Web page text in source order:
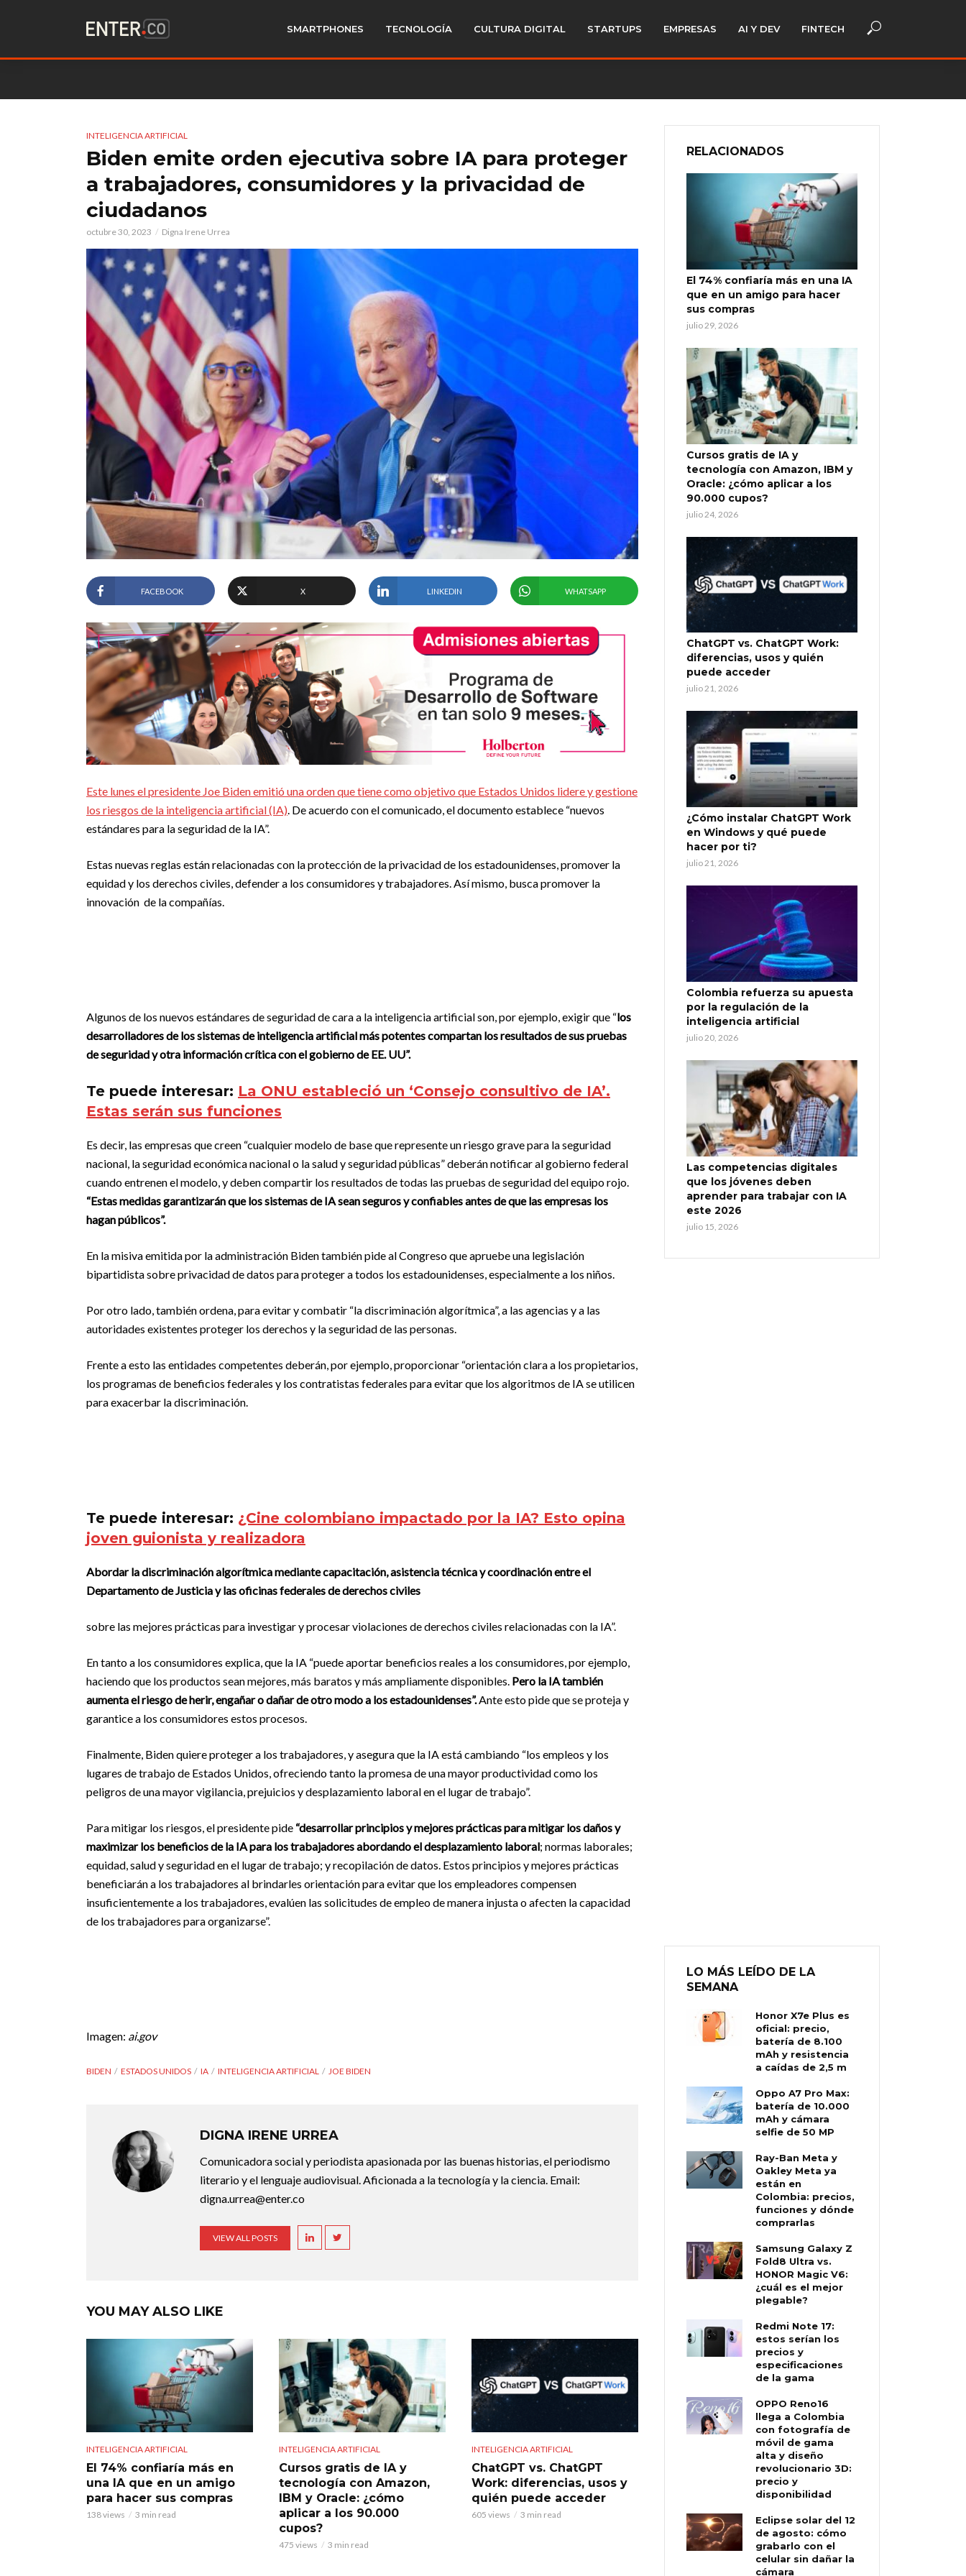
SMARTPHONES TECNOLOGÍA CULTURA DIGITAL STARTUPS EMPRESAS AI Y DEV FINTECH
INTELIGENCIA ARTIFICIAL
Biden emite orden ejecutiva sobre IA para proteger
a trabajadores, consumidores y la privacidad de
ciudadanos
octubre 30, 2023 Digna Irene Urrea
FACEBOOK X LINKEDIN WHATSAPP
Este lunes el presidente Joe Bidenemitió una orden que tiene como objetivo que Estados Unidos lidere y gestione
los riesgos de la inteligencia artificial (IA). De acuerdo con el comunicado, el documento establece “nuevos
estándares para la seguridad de la IA”.
Estas nuevas reglas están relacionadas con la protección de la privacidad de los estadounidenses, promover la
equidad y los derechos civiles, defender a los consumidores y trabajadores. Así mismo, busca promover la
innovación de la compañías.
Algunos de los nuevos estándares de seguridad de cara a la inteligencia artificial son, por ejemplo, exigir que “los
desarrolladores de los sistemas de inteligencia artificial más potentes compartan los resultados de sus pruebas
de seguridad y otra información crítica con el gobierno de EE. UU”.
Te puede interesar: La ONU estableció un ‘Consejo consultivo de IA’.
Estas serán sus funciones
Es decir, las empresas que creen “cualquier modelo de base que represente un riesgo grave para la seguridad
nacional, la seguridad económica nacional o la salud y seguridad públicas” deberán notificar al gobierno federal
cuando entrenen el modelo, y deben compartir los resultados de todas las pruebas de seguridad del equipo rojo.
“Estas medidas garantizarán que los sistemas de IA sean seguros y confiables antes de que las empresas los
hagan públicos”.
En la misiva emitida por la administración Biden también pide al Congreso que apruebe una legislación
bipartidista sobre privacidad de datos para proteger a todos los estadounidenses, especialmente a los niños.
Por otro lado, también ordena, para evitar y combatir “la discriminación algorítmica”, a las agencias y a las
autoridades existentes proteger los derechos y la seguridad de las personas.
Frente a esto las entidades competentes deberán, por ejemplo, proporcionar “orientación clara a los propietarios,
los programas de beneficios federales y los contratistas federales para evitar que los algoritmos de IA se utilicen
para exacerbar la discriminación.
Te puede interesar: ¿Cine colombiano impactado por la IA? Esto opina
joven guionista y realizadora
Abordar la discriminación algorítmica mediante capacitación, asistencia técnica y coordinación entre el
Departamento de Justicia y las oficinas federales de derechos civiles
sobre las mejores prácticas para investigar y procesar violaciones de derechos civiles relacionadas con la IA”.
En tanto a los consumidores explica, que la IA “puede aportar beneficios reales a los consumidores, por ejemplo,
haciendo que los productos sean mejores, más baratos y más ampliamente disponibles. Pero la IA también
aumenta el riesgo de herir, engañar o dañar de otro modo a los estadounidenses”.Ante esto pide que se proteja y
garantice a los consumidores estos procesos.
Finalmente, Biden quiere proteger a los trabajadores, y asegura que la IA está cambiando “los empleos y los
lugares de trabajo de Estados Unidos, ofreciendo tanto la promesa de una mayor productividad como los
peligros de una mayor vigilancia, prejuicios y desplazamiento laboral en el lugar de trabajo”.
Para mitigar los riesgos, el presidente pide “desarrollar principios y mejores prácticas para mitigar los daños y
maximizar los beneficios de la IA para los trabajadores abordando el desplazamiento laboral; normas laborales;
equidad, salud y seguridad en el lugar de trabajo; y recopilación de datos. Estos principios y mejores prácticas
beneficiarán a los trabajadores al brindarles orientación para evitar que los empleadores compensen
insuficientemente a los trabajadores, evalúen las solicitudes de empleo de manera injusta o afecten la capacidad
de los trabajadores para organizarse”.
Imagen: ai.gov
BIDEN ESTADOS UNIDOS IA INTELIGENCIA ARTIFICIAL JOE BIDEN
DIGNA IRENE URREA
Comunicadora social y periodista apasionada por las buenas historias, el periodismo
literario y el lenguaje audiovisual. Aficionada a la tecnología y la ciencia. Email:
digna.urrea@enter.co
VIEW ALL POSTS
YOU MAY ALSO LIKE
INTELIGENCIA ARTIFICIAL
El 74% confiaría más en
una IA que en un amigo
para hacer sus compras
138 views 3 min read
INTELIGENCIA ARTIFICIAL
Cursos gratis de IA y
tecnología con Amazon,
IBM y Oracle: ¿cómo
aplicar a los 90.000
cupos?
475 views 3 min read
INTELIGENCIA ARTIFICIAL
ChatGPT vs. ChatGPT
Work: diferencias, usos y
quién puede acceder
605 views 3 min read
RELACIONADOS
El 74% confiaría más en una IA
que en un amigo para hacer
sus compras
julio 29, 2026
Cursos gratis de IA y
tecnología con Amazon, IBM y
Oracle: ¿cómo aplicar a los
90.000 cupos?
julio 24, 2026
ChatGPT vs. ChatGPT Work:
diferencias, usos y quién
puede acceder
julio 21, 2026
¿Cómo instalar ChatGPT Work
en Windows y qué puede
hacer por ti?
julio 21, 2026
Colombia refuerza su apuesta
por la regulación de la
inteligencia artificial
julio 20, 2026
Las competencias digitales
que los jóvenes deben
aprender para trabajar con IA
este 2026
julio 15, 2026
LO MÁS LEÍDO DE LA
SEMANA
Honor X7e Plus es
oficial: precio,
batería de 8.100
mAh y resistencia
a caídas de 2,5 m
Oppo A7 Pro Max:
batería de 10.000
mAh y cámara
selfie de 50 MP
Ray-Ban Meta y
Oakley Meta ya
están en
Colombia: precios,
funciones y dónde
comprarlas
Samsung Galaxy Z
Fold8 Ultra vs.
HONOR Magic V6:
¿cuál es el mejor
plegable?
Redmi Note 17:
estos serían los
precios y
especificaciones
de la gama
OPPO Reno16
llega a Colombia
con fotografía de
móvil de gama
alta y diseño
revolucionario 3D:
precio y
disponibilidad
Eclipse solar del 12
de agosto: cómo
grabarlo con el
celular sin dañar la
cámara